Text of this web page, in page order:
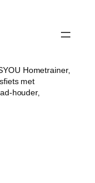
Hometrainer,
met
houder,